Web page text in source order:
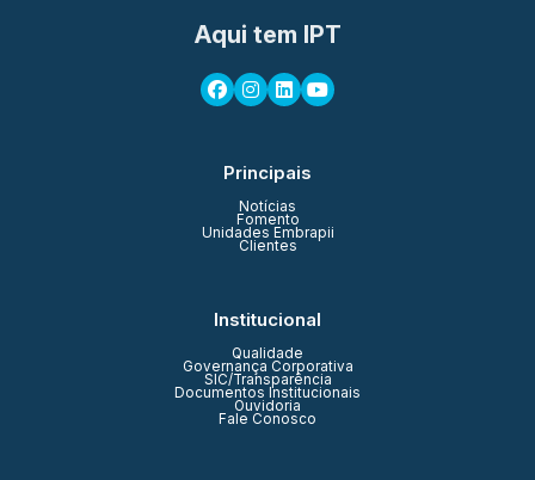
Aqui tem IPT
Principais
Notícias
Fomento
Unidades Embrapii
Clientes
Institucional
Qualidade
Governança Corporativa
SIC/Transparência
Documentos Institucionais
Ouvidoria
Fale Conosco